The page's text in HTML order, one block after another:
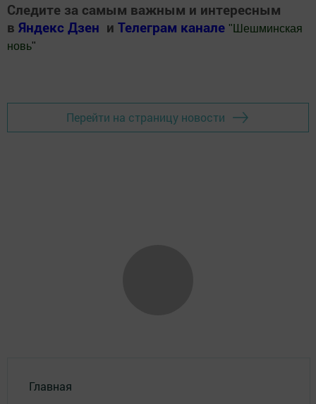
Следите за самым важным и интересным
в Яндекс Дзен и Телеграм канале " Шешминская
новь"
Перейти на страницу новости
Главная